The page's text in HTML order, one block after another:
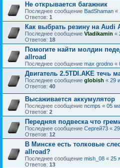
Не открывается багажник
Последнее сообщение BadShaman «
Ответов: 1
Как выбрать резину на Audi
Последнее сообщение Vladikamin «
Ответов: 18
Помогите найти молдин
allroad
Последнее сообщение max grodno «
Двигатель 2.5TDI.AKE течь
Последнее сообщение globish « 29
Ответов: 40
Высаживается аккумулятор
Последнее сообщение ncmps « 05
Ответов: 2
Передняя подвеска что
Последнее сообщение Сергей73 «
Ответов: 12
В Минске есть толковые
allroad?
Последнее сообщение mish_08 « 25
Ответов: 13